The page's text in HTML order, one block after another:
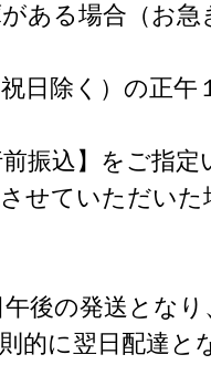
ある場合（お急
日除く）の正午
振込】をご指定
せていただいた
後の発送となり
的に翌日配達と